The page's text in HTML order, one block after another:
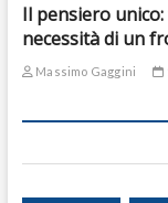
Il pensiero
necessità di un
Massimo Gaggini